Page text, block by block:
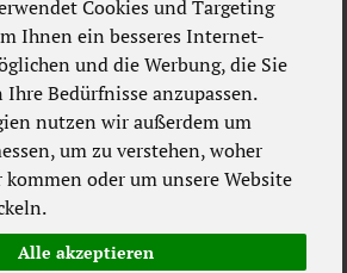
Cookies und Targeting
Ihnen ein besseres Internet-
und die Werbung, die Sie
Ihre Bedürfnisse anzupassen.
nutzen wir außerdem um
um zu verstehen, woher
kommen oder um unsere Website
Alle akzeptieren
Ernährung